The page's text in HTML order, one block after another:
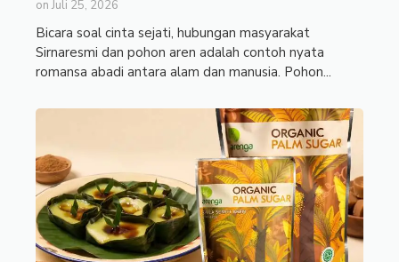
on Juli 25, 2026
Bicara soal cinta sejati, hubungan masyarakat
Sirnaresmi dan pohon aren adalah contoh nyata
romansa abadi antara alam dan manusia. Pohon...